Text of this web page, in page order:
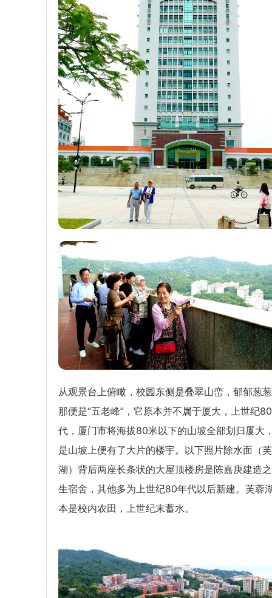
从观景台上俯瞰，校园东侧是叠翠山峦，郁郁葱
那便是“五老峰”，它原本并不属于厦大，上世纪
代，厦门市将海拔80米以下的山坡全部划归厦大
是山坡上便有了大片的楼宇。以下照片除水面（
湖）背后两座长条状的大屋顶楼房是陈嘉庚建造
生宿舍，其他多为上世纪80年代以后新建。芙蓉
本是校内农田，上世纪末蓄水。